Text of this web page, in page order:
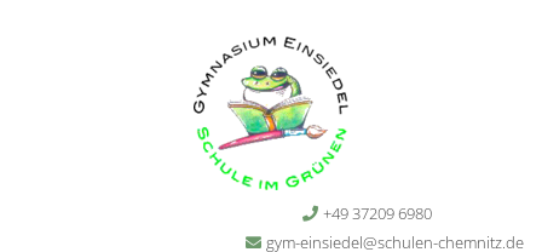
+49 37209 6980
gym-einsiedel@schulen-chemnitz.de